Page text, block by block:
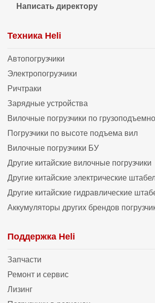
Написать директору
Техника Heli
Автопогрузчики
Электропогрузчики
Ричтраки
Зарядные устройства
Вилочные погрузчики по
Погрузчики по высоте подъема вил
Вилочные погрузчики БУ
Другие китайские вилочные погрузчики
Другие китайские электрические
Другие китайские гидравлические
Аккумуляторы других брендов
Поддержка Heli
Запчасти
Ремонт и сервис
Лизинг